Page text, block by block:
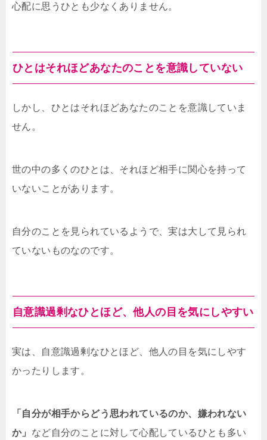
心配に思うひとも少なくありません。
ひとはそれほどあなたのことを意識していない
しかし、ひとはそれほどあなたのことを意識していま
せん。
世の中の多くのひとは、それほど相手に関心を持って
いないことがあります。
自分のことを見られているようで、実は大して見られ
ていないものなのです。
自意識過剰なひとほど、他人の目を気にしやすい
実は、自意識過剰なひとほど、他人の目を気にしやす
かったりします。
「自分が相手からどう思われているのか、嫌われない
か」 など自分のことに対して心配しているひとも多い